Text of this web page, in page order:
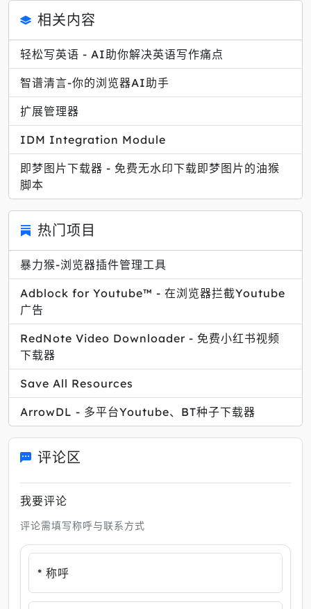
相关内容
轻松写英语 - AI助你解决英语写作痛点
智谱清言-你的浏览器AI助手
扩展管理器
IDM Integration Module
即梦图片下载器 - 免费无水印下载即梦图片的油猴
脚本
热门项目
暴力猴-浏览器插件管理工具
Adblock for Youtube™ - 在浏览器拦截Youtube
广告
RedNote Video Downloader - 免费小红书视频
下载器
Save All Resources
ArrowDL - 多平台Youtube、BT种子下载器
评论区
我要评论
评论需填写称呼与联系方式
* 称呼